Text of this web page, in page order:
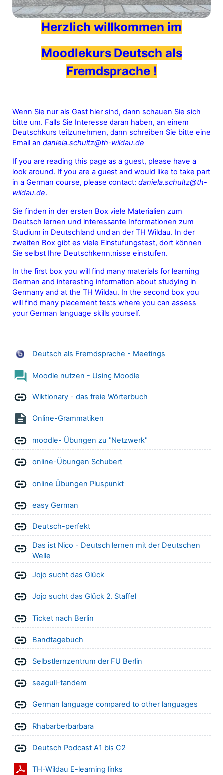
Herzlich willkommen im
Moodlekurs Deutsch als
Fremdsprache !
Wenn Sie nur als Gast hier sind, dann schauen Sie sich
bitte um. Falls Sie Interesse daran haben, an einem
Deutschkurs teilzunehmen, dann schreiben Sie bitte eine
Email an daniela.schultz@th-wildau.de
If you are reading this page as a guest, please have a
look around. If you are a guest and would like to take part
in a German course, please contact: daniela.schultz@th-
wildau.de.
Sie finden in der ersten Box viele Materialien zum
Deutsch lernen und interessante Informationen zum
Studium in Deutschland und an der TH Wildau. In der
zweiten Box gibt es viele Einstufungstest, dort können
Sie selbst Ihre Deutschkenntnisse einstufen.
In the first box you will find many materials for learning
German and interesting information about studying in
Germany and at the TH Wildau. In the second box you
will find many placement tests where you can assess
your German language skills yourself.
Deutsch als Fremdsprache - Meetings
Moodle nutzen - Using Moodle
Wiktionary - das freie Wörterbuch
Online-Grammatiken
moodle- Übungen zu "Netzwerk"
online-Übungen SchubertLink/URL
online Übungen PluspunktLink/URL
easy German
Deutsch-perfektLink/URL
Das ist Nico - Deutsch lernen mit der Deutschen
Welle
Jojo sucht das GlückLink/URL
Jojo sucht das Glück 2. StaffelLink/URL
Ticket nach Berlin
Bandtagebuch
Selbstlernzentrum der FU Berlin
seagull-tandem
German language compared to other languages
RhabarberbarbaraLink/URL
Deutsch Podcast A1 bis C2
TH-Wildau E-learning links